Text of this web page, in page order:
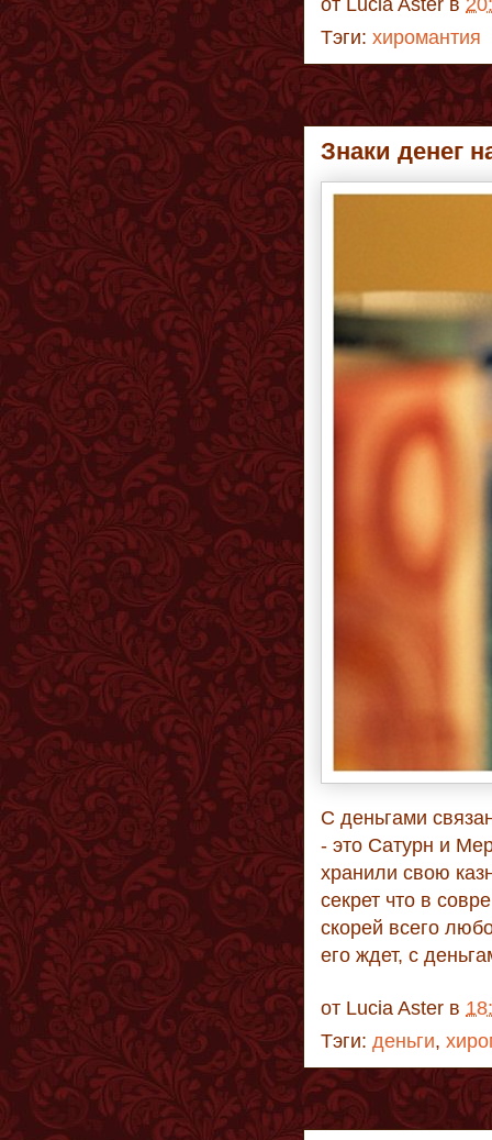
Тэги: хиромантия
Знаки денег
С деньгами
- это Сатурн и
хранили свою
секрет что в
скорей всего
его ждет, с
от Lucia Aster в
Тэги: деньги,